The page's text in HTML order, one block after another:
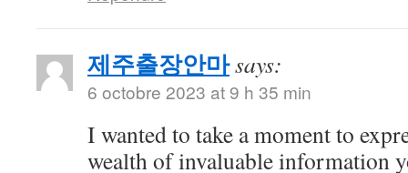
제주출장안마says:
6 octobre 2023 at 9 h 35 min
I wanted to take a moment to
wealth of invaluable information